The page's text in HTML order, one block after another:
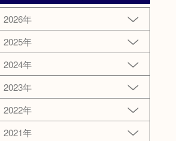
2026年
2025年
2024年
2023年
2022年
2021年